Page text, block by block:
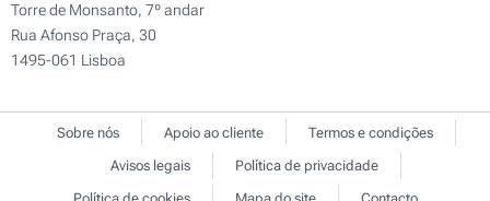
Torre de Monsanto, 7º andar
Rua Afonso Praça, 30
1495-061 Lisboa
Sobre nós Apoio ao cliente
Termos e condições
Avisos legais
Política de privacidade